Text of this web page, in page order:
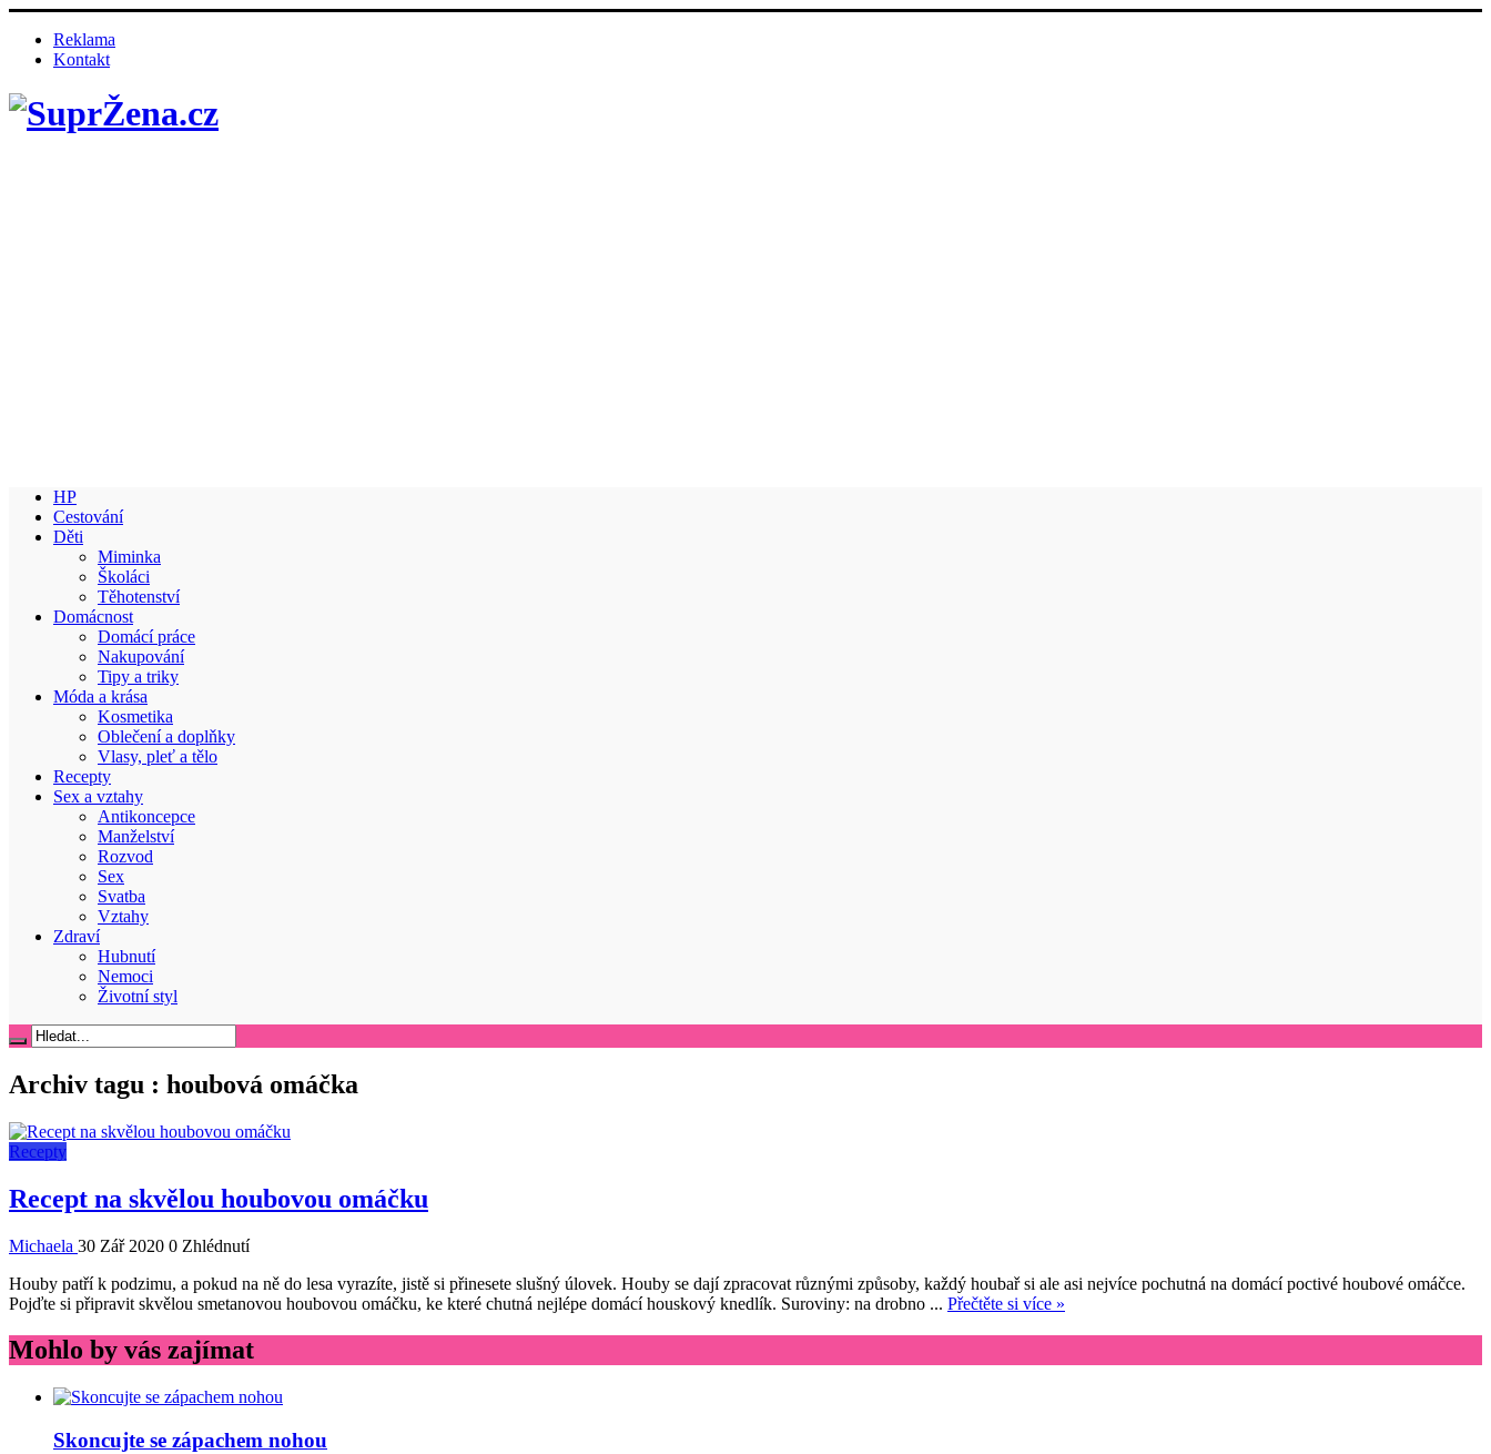
Reklama
Kontakt
HP
Cestování
Děti
Miminka
Školáci
Těhotenství
Domácnost
Domácí práce
Nakupování
Tipy a triky
Móda a krása
Kosmetika
Oblečení a doplňky
Vlasy, pleť a tělo
Recepty
Sex a vztahy
Antikoncepce
Manželství
Rozvod
Sex
Svatba
Vztahy
Zdraví
Hubnutí
Nemoci
Životní styl
Archiv tagu : houbová omáčka
Recepty
Recept na skvělou houbovou omáčku
Michaela 30 Zář 2020 0 Zhlédnutí
Houby patří k podzimu, a pokud na ně do lesa vyrazíte, jistě si přinesete slušný úlovek. Houby se dají zpracovat různými způsoby, každý houbař si ale asi nejvíce pochutná na domácí poctivé houbové omáčce.
Pojďte si připravit skvělou smetanovou houbovou omáčku, ke které chutná nejlépe domácí houskový knedlík. Suroviny: na drobno ... Přečtěte si více »
Mohlo by vás zajímat
Skoncujte se zápachem nohou